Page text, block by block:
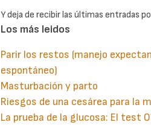
Y deja de recibir las últimas entradas
Los más leidos
Parir los restos (manejo
espontáneo)
Masturbación y parto
Riesgos de una cesárea para la
La prueba de la glucosa: El test